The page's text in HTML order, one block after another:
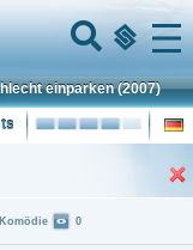
Menu
einparken (2007)
Komödie 0